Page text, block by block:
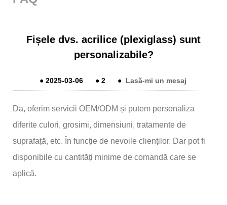
Fișele dvs. acrilice (plexiglass) sunt
personalizabile?
●2025-03-06 ●2 ● Lasă-mi un mesaj
Da, oferim servicii OEM/ODM și putem personaliza
diferite culori, grosimi, dimensiuni, tratamente de
suprafață, etc. În funcție de nevoile clienților. Dar pot fi
disponibile cu cantități minime de comandă care se
aplică.